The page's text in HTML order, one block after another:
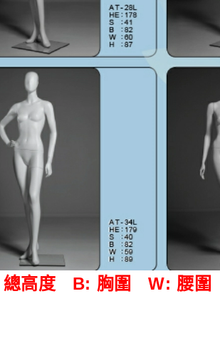
總高度 B: 胸圍W: 腰圍